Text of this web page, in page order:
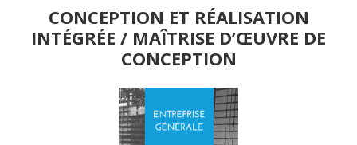
CONCEPTION ET RÉALISATION
INTÉGRÉE / MAÎTRISE D’ŒUVRE DE
CONCEPTION